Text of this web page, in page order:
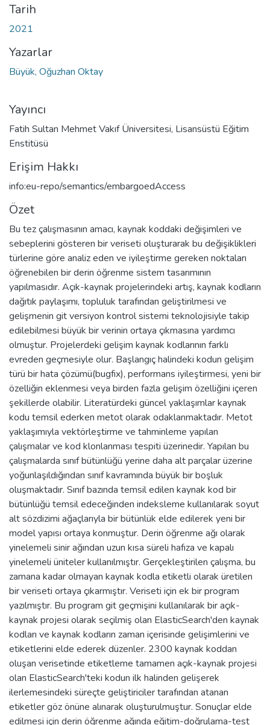
Tarih
2021
Yazarlar
Büyük, Oğuzhan Oktay
Yayıncı
Fatih Sultan Mehmet Vakıf Üniversitesi, Lisansüstü Eğitim
Enstitüsü
Erişim Hakkı
info:eu-repo/semantics/embargoedAccess
Özet
Bu tez çalışmasının amacı, kaynak koddaki değişimleri ve
sebeplerini gösteren bir veriseti oluşturarak bu değişiklikleri
türlerine göre analiz eden ve iyileştirme gereken noktaları
öğrenebilen bir derin öğrenme sistem tasarımının
yapılmasıdır. Açık-kaynak projelerindeki artış, kaynak kodların
dağıtık paylaşımı, topluluk tarafından geliştirilmesi ve
gelişmenin git versiyon kontrol sistemi teknolojisiyle takip
edilebilmesi büyük bir verinin ortaya çıkmasına yardımcı
olmuştur. Projelerdeki gelişim kaynak kodlarının farklı
evreden geçmesiyle olur. Başlangıç halindeki kodun gelişim
türü bir hata çözümü(bugfix), performans iyileştirmesi, yeni bir
özelliğin eklenmesi veya birden fazla gelişim özelliğini içeren
şekillerde olabilir. Literatürdeki güncel yaklaşımlar kaynak
kodu temsil ederken metot olarak odaklanmaktadır. Metot
yaklaşımıyla vektörleştirme ve tahminleme yapılan
çalışmalar ve kod klonlanması tespiti üzerinedir. Yapılan bu
çalışmalarda sınıf bütünlüğü yerine daha alt parçalar üzerine
yoğunlaşıldığından sınıf kavramında büyük bir boşluk
oluşmaktadır. Sınıf bazında temsil edilen kaynak kod bir
bütünlüğü temsil edeceğinden indeksleme kullanılarak soyut
alt sözdizimi ağaçlarıyla bir bütünlük elde edilerek yeni bir
model yapısı ortaya konmuştur. Derin öğrenme ağı olarak
yinelemeli sinir ağından uzun kısa süreli hafıza ve kapalı
yinelemeli üniteler kullanılmıştır. Gerçekleştirilen çalışma, bu
zamana kadar olmayan kaynak kodla etiketli olarak üretilen
bir veriseti ortaya çıkarmıştır. Veriseti için ek bir program
yazılmıştır. Bu program git geçmişini kullanılarak bir açık-
kaynak projesi olarak seçilmiş olan ElasticSearch'den kaynak
kodları ve kaynak kodların zaman içerisinde gelişimlerini ve
etiketlerini elde ederek düzenler. 2300 kaynak koddan
oluşan verisetinde etiketleme tamamen açık-kaynak projesi
olan ElasticSearch'teki kodun ilk halinden gelişerek
ilerlemesindeki süreçte geliştiriciler tarafından atanan
etiketler göz önüne alınarak oluşturulmuştur. Sonuçlar elde
edilmesi için derin öğrenme ağında eğitim-doğrulama-test